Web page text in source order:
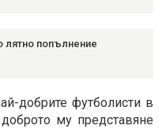
попълнение
добрите футболисти в
му представяне